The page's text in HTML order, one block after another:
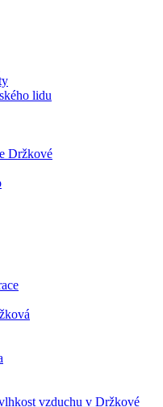
lidu
Držkové
vzduchu v Držkové